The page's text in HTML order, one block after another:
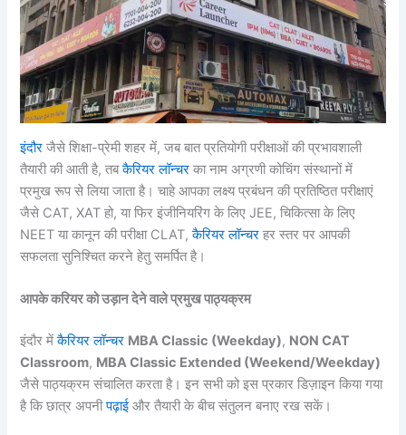
इंदौरजैसे शिक्षा-प्रेमी शहर में, जब बात प्रतियोगी परीक्षाओं की प्रभावशाली
तैयारी की आती है, तबकैरियर लॉन्चर का नाम अग्रणी कोचिंग संस्थानों में
प्रमुख रूप से लिया जाता है। चाहे आपका लक्ष्य प्रबंधन की प्रतिष्ठित परीक्षाएं
जैसे CAT, XAT हो, या फिर इंजीनियरिंग के लिए JEE, चिकित्सा के लिए
NEET या कानून की परीक्षा CLAT,कैरियर लॉन्चर हर स्तर पर आपकी
सफलता सुनिश्चित करने हेतु समर्पित है।
आपके करियर को उड़ान देने वाले प्रमुख पाठ्यक्रम
इंदौर मेंकैरियर लॉन्चर MBA Classic (Weekday), NON CAT
Classroom, MBA Classic Extended (Weekend/Weekday)
जैसे पाठ्यक्रम संचालित करता है। इन सभी को इस प्रकार डिज़ाइन किया गया
है कि छात्र अपनीपढ़ाईऔर तैयारी के बीच संतुलन बनाए रख सकें।